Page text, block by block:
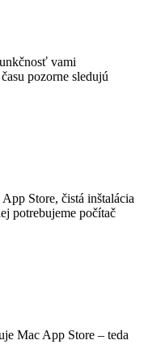
vami
pozorne sledujú
Store, čistá inštalácia
potrebujeme počítač
Mac App Store – teda